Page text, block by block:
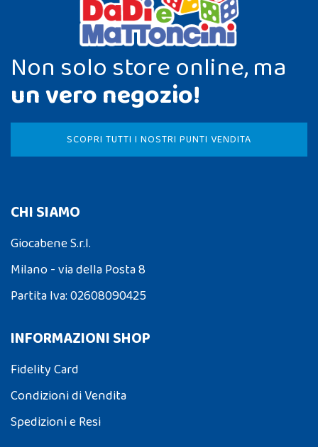
Non solo store online, ma
un vero negozio!
SCOPRI TUTTI I NOSTRI PUNTI VENDITA
CHI SIAMO
Giocabene S.r.l.
Milano - via della Posta 8
Partita Iva: 02608090425
INFORMAZIONI SHOP
Fidelity Card
Condizioni di Vendita
Spedizioni e Resi